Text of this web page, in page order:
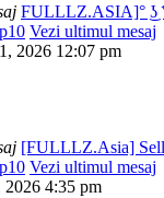
FULLLZ.ASIA]° ͜ʖ
Vezi ultimul mesaj
2026 12:07 pm
[FULLLZ.Asia]
Vezi ultimul mesaj
4:35 pm